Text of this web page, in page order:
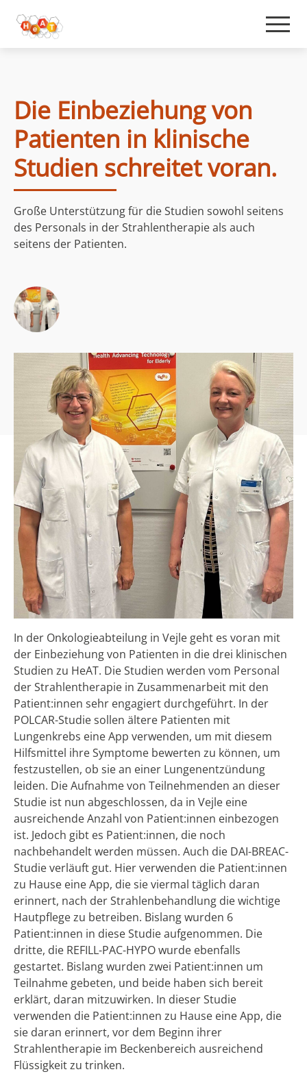
Die Einbeziehung von
Patienten in klinische
Studien schreitet voran.
Große Unterstützung für die Studien sowohl seitens
des Personals in der Strahlentherapie als auch
seitens der Patienten.
In der Onkologieabteilung in Vejle geht es voran mit
der Einbeziehung von Patienten in die drei klinischen
Studien zu HeAT. Die Studien werden vom Personal
der Strahlentherapie in Zusammenarbeit mit den
Patient:innen sehr engagiert durchgeführt. In der
POLCAR-Studie sollen ältere Patienten mit
Lungenkrebs eine App verwenden, um mit diesem
Hilfsmittel ihre Symptome bewerten zu können, um
festzustellen, ob sie an einer Lungenentzündung
leiden. Die Aufnahme von Teilnehmenden an dieser
Studie ist nun abgeschlossen, da in Vejle eine
ausreichende Anzahl von Patient:innen einbezogen
ist. Jedoch gibt es Patient:innen, die noch
nachbehandelt werden müssen. Auch die DAI-BREAC-
Studie verläuft gut. Hier verwenden die Patient:innen
zu Hause eine App, die sie viermal täglich daran
erinnert, nach der Strahlenbehandlung die wichtige
Hautpflege zu betreiben. Bislang wurden 6
Patient:innen in diese Studie aufgenommen. Die
dritte, die REFILL-PAC-HYPO wurde ebenfalls
gestartet. Bislang wurden zwei Patient:innen um
Teilnahme gebeten, und beide haben sich bereit
erklärt, daran mitzuwirken. In dieser Studie
verwenden die Patient:innen zu Hause eine App, die
sie daran erinnert, vor dem Beginn ihrer
Strahlentherapie im Beckenbereich ausreichend
Flüssigkeit zu trinken.